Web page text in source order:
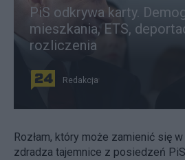
PiS odkrywa karty.
mieszkania, ETS,
rozliczenia
Redakcja
Rozłam, który może zamienić się
zdradza tajemnice z posiedzeń PiS